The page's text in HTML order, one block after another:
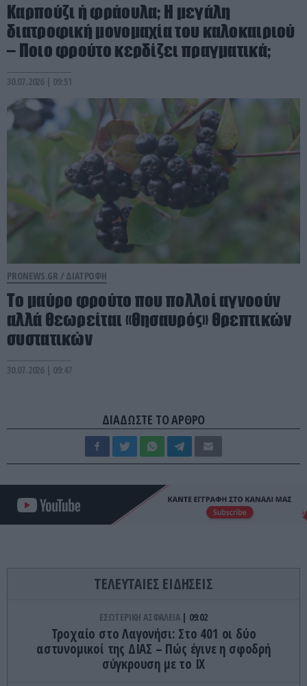
Καρπούζι ή φράουλα; Η μεγάλη
διατροφική μονομαχία του καλοκαιριού
– Ποιο φρούτο κερδίζει πραγματικά;
30.07.2026 | 09:51
PRONEWS.GR / ΔΙΑΤΡΟΦΗ
Το μαύρο φρούτο που πολλοί αγνοούν
αλλά θεωρείται «θησαυρός» θρεπτικών
συστατικών
30.07.2026 | 09:47
ΔΙΑΔΩΣΤΕ ΤΟ ΑΡΘΡΟ
ΤΕΛΕΥΤΑΙΕΣ ΕΙΔΗΣΕΙΣ
ΕΣΩΤΕΡΙΚΗ ΑΣΦΑΛΕΙΑ 09:02
Τροχαίο στο Λαγονήσι: Στο 401 οι δύο
αστυνομικοί της ΔΙΑΣ – Πώς έγινε η σφοδρή
σύγκρουση με το ΙΧ